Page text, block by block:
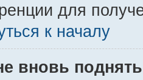
для
к началу
вновь